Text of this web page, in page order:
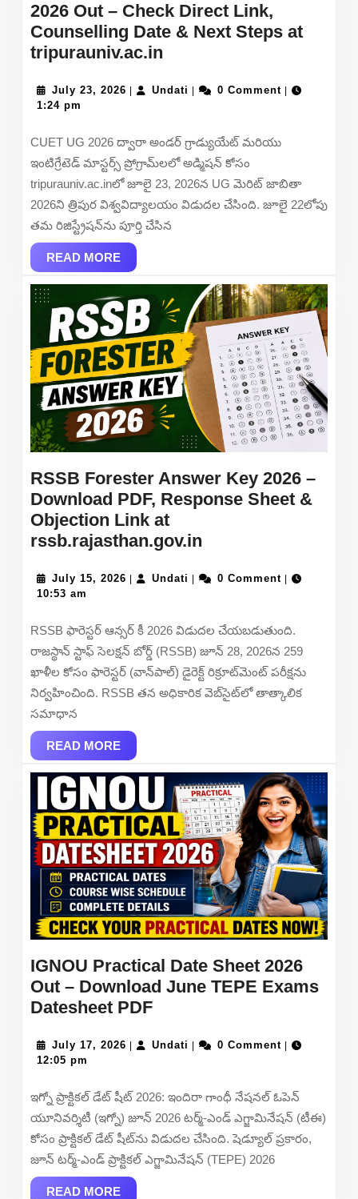
2026 Out – Check Direct Link,
Counselling Date & Next Steps at
tripurauniv.ac.in
UG
List
2026
Out
–
Check
Counselling
Date
&
Next
Steps
at
tripurauniv.ac.in
July 23, 2026 July
Undati Undati0 Comment
1:24 pm
CUET UG 2026 ద్వారా అండర్ గ్రాడ్యుయేట్ మరియు
ఇంటిగ్రేటెడ్ మాస్టర్స్ ప్రోగ్రామ్‌లలో అడ్మిషన్ కోసం
tripurauniv.ac.inలో జూలై 23, 2026న UG మెరిట్ జాబితా
2026ని త్రిపుర విశ్వవిద్యాలయం విడుదల చేసింది. జూలై 22లోపు
తమ రిజిస్ట్రేషన్‌ను పూర్తి చేసిన
READ MOREREAD
MORE
RSSB Forester Answer Key 2026 –
Download PDF, Response Sheet &
Objection Link at
rssb.rajasthan.gov.in
Answer
2026
Download
PDF,
Response
Objection
Link
at
July 15, 2026 July
| Undati Undati
| 0 Comment |
10:53 am
RSSB ఫారెస్టర్ ఆన్సర్ కీ 2026 విడుదల చేయబడుతుంది.
రాజస్థాన్ స్టాఫ్ సెలక్షన్ బోర్డ్ (RSSB) జూన్ 28, 2026న 259
ఖాళీల కోసం ఫారెస్టర్ (వాన్‌పాల్) డైరెక్ట్ రిక్రూట్‌మెంట్ పరీక్షను
నిర్వహించింది. RSSB తన అధికారిక వెబ్‌సైట్‌లో తాత్కాలిక
సమాధాన
READ MOREREAD
MORE
IGNOU Practical Date Sheet 2026
Out – Download June TEPE Exams
Datesheet PDFIGNOU
Date
2026
Out
–
Download
June
July 17, 2026 July
| Undati Undati
| 0 Comment |
12:05 pm
ఇగ్నో ప్రాక్టికల్ డేట్ షీట్ 2026: ఇందిరా గాంధీ నేషనల్ ఓపెన్
యూనివర్శిటీ (ఇగ్నో) జూన్ 2026 టర్మ్-ఎండ్ ఎగ్జామినేషన్ (టీఈ)
కోసం ప్రాక్టికల్ డేట్ షీట్‌ను విడుదల చేసింది. షెడ్యూల్ ప్రకారం,
జూన్ టర్మ్-ఎండ్ ప్రాక్టికల్ ఎగ్జామినేషన్ (TEPE) 2026
READ MOREREAD